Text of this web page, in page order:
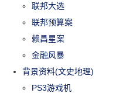
联邦大选
联邦预算案
赖昌星案
金融风暴
背景资料(文史地理)
PS3游戏机